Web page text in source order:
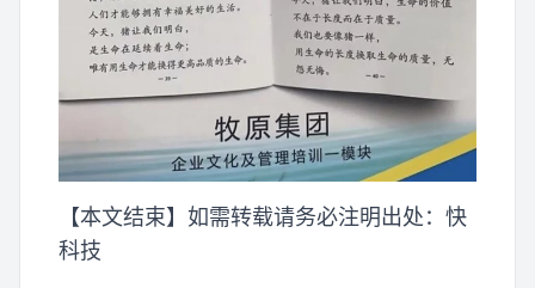
【本文结束】如需转载请务必注明出处：快
科技